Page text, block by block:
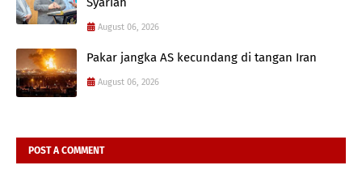
August 06, 2026
Pakar jangka AS kecundang di tangan Iran
August 06, 2026
POST A COMMENT